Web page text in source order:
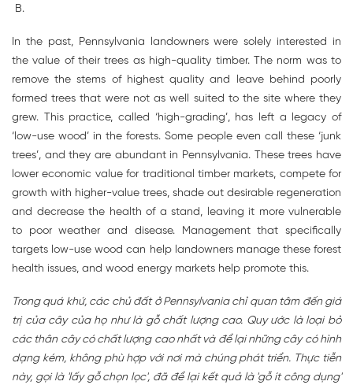
B.
In the past, Pennsylvania landowners were solely interested in
the value of their trees as high-quality timber. The norm was to
remove the stems of highest quality and leave behind poorly
formed trees that were not as well suited to the site where they
grew. This practice, called ‘high-grading’, has left a legacy of
‘low-use wood’ in the forests. Some people even call these ‘junk
trees’, and they are abundant in Pennsylvania. These trees have
lower economic value for traditional timber markets, compete for
growth with higher-value trees, shade out desirable regeneration
and decrease the health of a stand, leaving it more vulnerable
to poor weather and disease. Management that specifically
targets low-use wood can help landowners manage these forest
health issues, and wood energy markets help promote this.
Trong quá khứ, các chủ đất ở Pennsylvania chỉ quan tâm đến giá
trị của cây của họ như là gỗ chất lượng cao. Quy ước là loại bỏ
các thân cây có chất lượng cao nhất và để lại những cây có hình
dạng kém, không phù hợp với nơi mà chúng phát triển. Thực tiễn
này, gọi là 'lấy gỗ chọn lọc', đã để lại kết quả là 'gỗ ít công dụng'